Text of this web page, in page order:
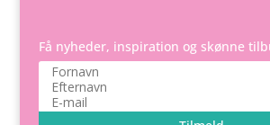
Få nyheder, inspiration og skønne